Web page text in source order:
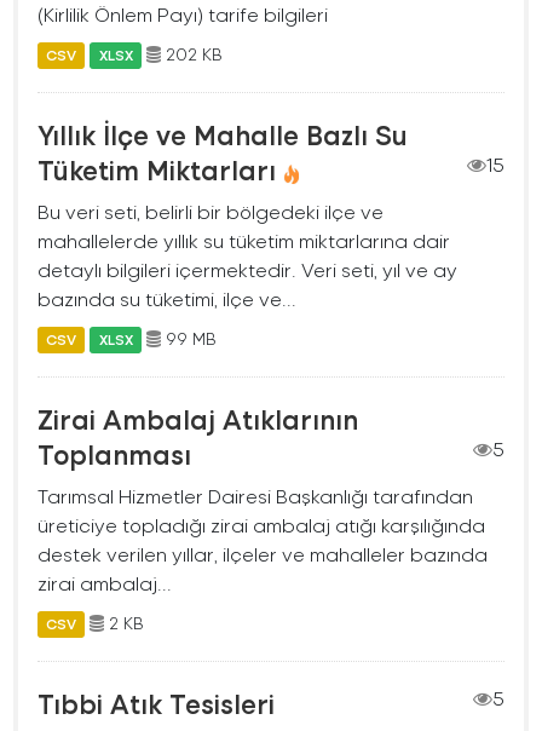
(Kirlilik Önlem Payı) tarife bilgileri
CSV XLSX 202 KB
Yıllık İlçe ve Mahalle Bazlı Su
Tüketim Miktarları
15
Bu veri seti, belirli bir bölgedeki ilçe ve
mahallelerde yıllık su tüketim miktarlarına dair
detaylı bilgileri içermektedir. Veri seti, yıl ve ay
bazında su tüketimi, ilçe ve...
CSV XLSX 99 MB
Zirai Ambalaj Atıklarının
Toplanması
5
Tarımsal Hizmetler Dairesi Başkanlığı tarafından
üreticiye topladığı zirai ambalaj atığı karşılığında
destek verilen yıllar, ilçeler ve mahalleler bazında
zirai ambalaj...
CSV 2 KB
Tıbbi Atık Tesisleri
5